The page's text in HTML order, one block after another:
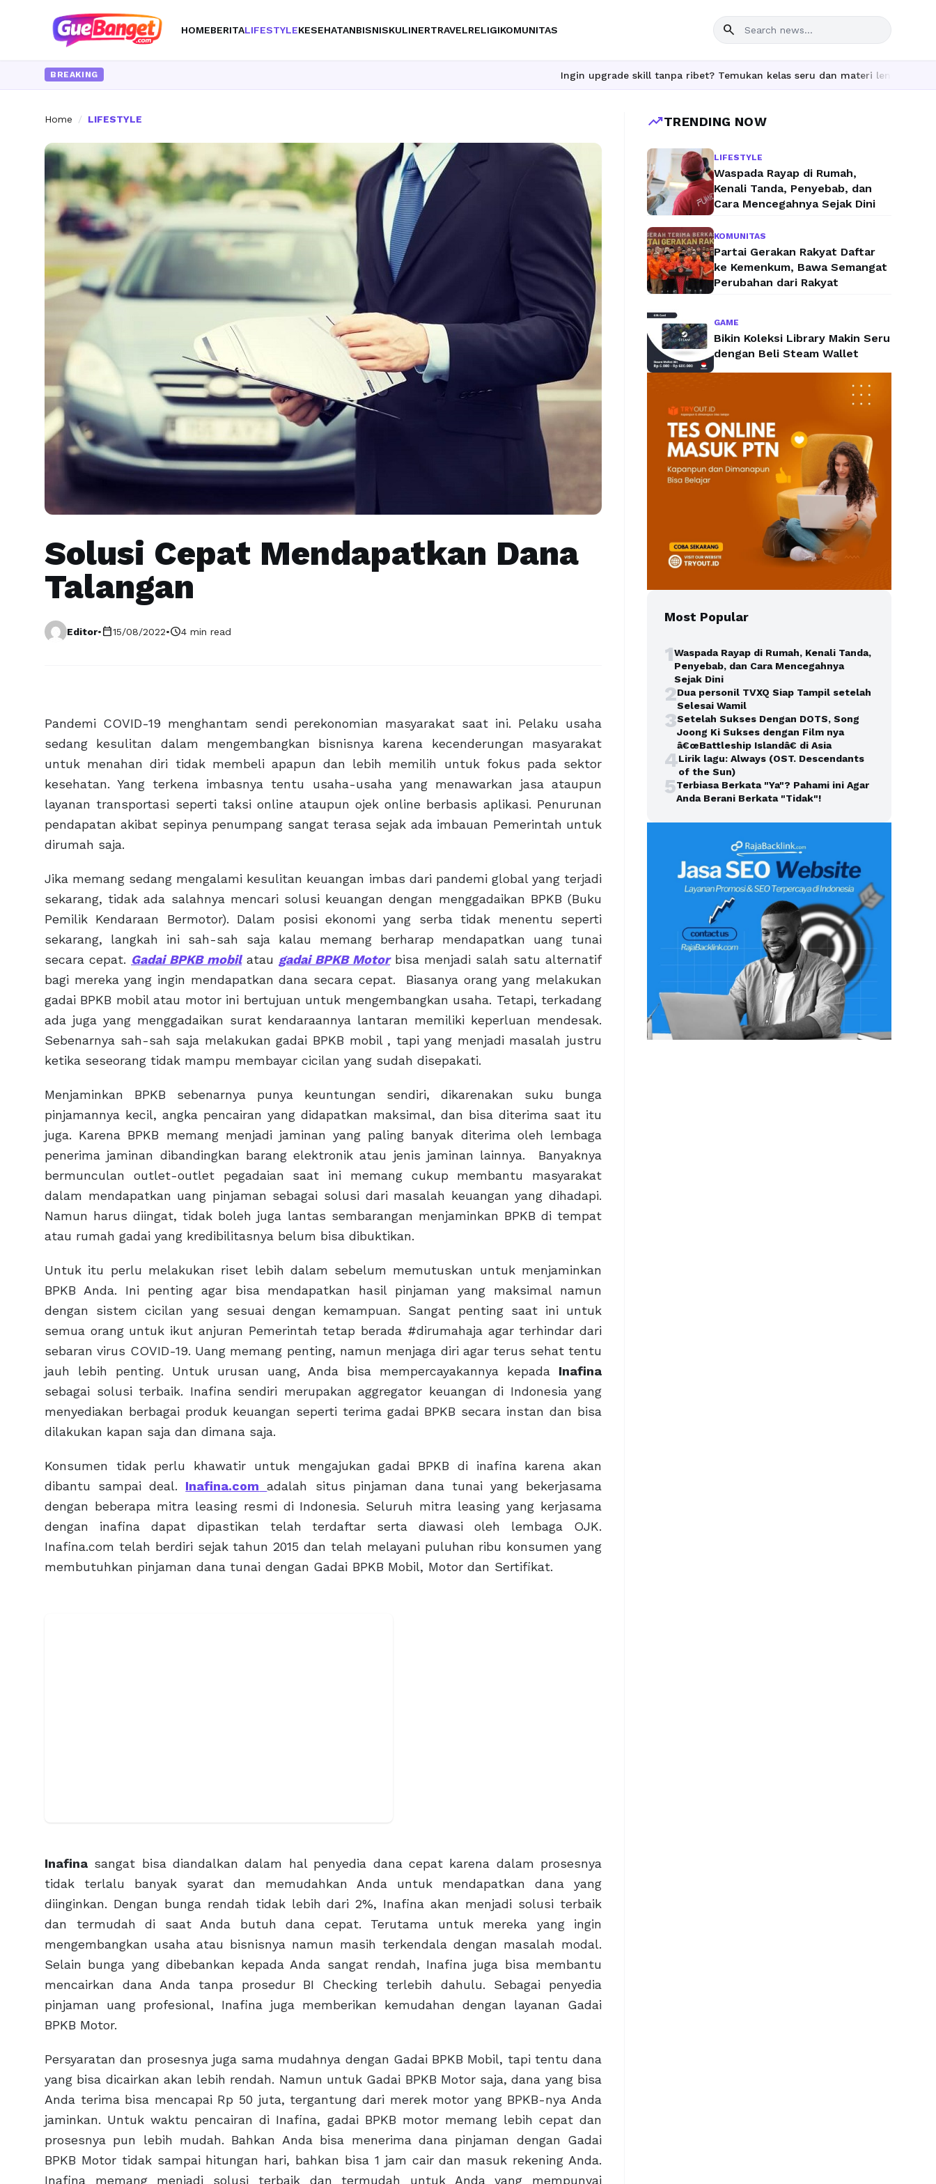
HOMEBERITALIFESTYLEKESEHATANBISNISKULINERTRAVELRELIGIKOMUNITAS search
BREAKING Ingin upgrade skill tanpa ribet? Temukan kelas seru dan materi lengkap hanya di
Home / LIFESTYLE
Solusi Cepat Mendapatkan Dana
Talangan
Editor•calendar_today15/08/2022•schedule4 min read
Pandemi COVID-19 menghantam sendi perekonomian masyarakat saat ini. Pelaku usaha
sedang kesulitan dalam mengembangkan bisnisnya karena kecenderungan masyarakat
untuk menahan diri tidak membeli apapun dan lebih memilih untuk fokus pada sektor
kesehatan. Yang terkena imbasnya tentu usaha-usaha yang menawarkan jasa ataupun
layanan transportasi seperti taksi online ataupun ojek online berbasis aplikasi. Penurunan
pendapatan akibat sepinya penumpang sangat terasa sejak ada imbauan Pemerintah untuk
dirumah saja.
Jika memang sedang mengalami kesulitan keuangan imbas dari pandemi global yang terjadi
sekarang, tidak ada salahnya mencari solusi keuangan dengan menggadaikan BPKB (Buku
Pemilik Kendaraan Bermotor). Dalam posisi ekonomi yang serba tidak menentu seperti
sekarang, langkah ini sah-sah saja kalau memang berharap mendapatkan uang tunai
secara cepat. Gadai BPKB mobilatau gadai BPKB Motorbisa menjadi salah satu alternatif
bagi mereka yang ingin mendapatkan dana secara cepat. Biasanya orang yang melakukan
gadai BPKB mobil atau motor ini bertujuan untuk mengembangkan usaha. Tetapi, terkadang
ada juga yang menggadaikan surat kendaraannya lantaran memiliki keperluan mendesak.
Sebenarnya sah-sah saja melakukan gadai BPKB mobil , tapi yang menjadi masalah justru
ketika seseorang tidak mampu membayar cicilan yang sudah disepakati.
Menjaminkan BPKB sebenarnya punya keuntungan sendiri, dikarenakan suku bunga
pinjamannya kecil, angka pencairan yang didapatkan maksimal, dan bisa diterima saat itu
juga. Karena BPKB memang menjadi jaminan yang paling banyak diterima oleh lembaga
penerima jaminan dibandingkan barang elektronik atau jenis jaminan lainnya. Banyaknya
bermunculan outlet-outlet pegadaian saat ini memang cukup membantu masyarakat
dalam mendapatkan uang pinjaman sebagai solusi dari masalah keuangan yang dihadapi.
Namun harus diingat, tidak boleh juga lantas sembarangan menjaminkan BPKB di tempat
atau rumah gadai yang kredibilitasnya belum bisa dibuktikan.
Untuk itu perlu melakukan riset lebih dalam sebelum memutuskan untuk menjaminkan
BPKB Anda. Ini penting agar bisa mendapatkan hasil pinjaman yang maksimal namun
dengan sistem cicilan yang sesuai dengan kemampuan. Sangat penting saat ini untuk
semua orang untuk ikut anjuran Pemerintah tetap berada #dirumahaja agar terhindar dari
sebaran virus COVID-19. Uang memang penting, namun menjaga diri agar terus sehat tentu
jauh lebih penting. Untuk urusan uang, Anda bisa mempercayakannya kepada Inafina
sebagai solusi terbaik. Inafina sendiri merupakan aggregator keuangan di Indonesia yang
menyediakan berbagai produk keuangan seperti terima gadai BPKB secara instan dan bisa
dilakukan kapan saja dan dimana saja.
Konsumen tidak perlu khawatir untuk mengajukan gadai BPKB di inafina karena akan
dibantu sampai deal. Inafina.com adalah situs pinjaman dana tunai yang bekerjasama
dengan beberapa mitra leasing resmi di Indonesia. Seluruh mitra leasing yang kerjasama
dengan inafina dapat dipastikan telah terdaftar serta diawasi oleh lembaga OJK.
Inafina.com telah berdiri sejak tahun 2015 dan telah melayani puluhan ribu konsumen yang
membutuhkan pinjaman dana tunai dengan Gadai BPKB Mobil, Motor dan Sertifikat.
Inafina sangat bisa diandalkan dalam hal penyedia dana cepat karena dalam prosesnya
tidak terlalu banyak syarat dan memudahkan Anda untuk mendapatkan dana yang
diinginkan. Dengan bunga rendah tidak lebih dari 2%, Inafina akan menjadi solusi terbaik
dan termudah di saat Anda butuh dana cepat. Terutama untuk mereka yang ingin
mengembangkan usaha atau bisnisnya namun masih terkendala dengan masalah modal.
Selain bunga yang dibebankan kepada Anda sangat rendah, Inafina juga bisa membantu
mencairkan dana Anda tanpa prosedur BI Checking terlebih dahulu. Sebagai penyedia
pinjaman uang profesional, Inafina juga memberikan kemudahan dengan layanan Gadai
BPKB Motor.
Persyaratan dan prosesnya juga sama mudahnya dengan Gadai BPKB Mobil, tapi tentu dana
yang bisa dicairkan akan lebih rendah. Namun untuk Gadai BPKB Motor saja, dana yang bisa
Anda terima bisa mencapai Rp 50 juta, tergantung dari merek motor yang BPKB-nya Anda
jaminkan. Untuk waktu pencairan di Inafina, gadai BPKB motor memang lebih cepat dan
prosesnya pun lebih mudah. Bahkan Anda bisa menerima dana pinjaman dengan Gadai
BPKB Motor tidak sampai hitungan hari, bahkan bisa 1 jam cair dan masuk rekening Anda.
Inafina memang menjadi solusi terbaik dan termudah untuk Anda yang mempunyai
trending_upTRENDING NOW
LIFESTYLE
Waspada Rayap di Rumah,
Kenali Tanda, Penyebab, dan
Cara Mencegahnya Sejak Dini
KOMUNITAS
Partai Gerakan Rakyat Daftar
ke Kemenkum, Bawa Semangat
Perubahan dari Rakyat
GAME
Bikin Koleksi Library Makin Seru
dengan Beli Steam Wallet
Most Popular
1Waspada Rayap di Rumah, Kenali Tanda,
Penyebab, dan Cara Mencegahnya
Sejak Dini
2Dua personil TVXQ Siap Tampil setelah
Selesai Wamil
3Setelah Sukses Dengan DOTS, Song
Joong Ki Sukses dengan Film nya
â€œBattleship Islandâ€ di Asia
4Lirik lagu: Always (OST. Descendants
of the Sun)
5Terbiasa Berkata "Ya"? Pahami ini Agar
Anda Berani Berkata "Tidak"!